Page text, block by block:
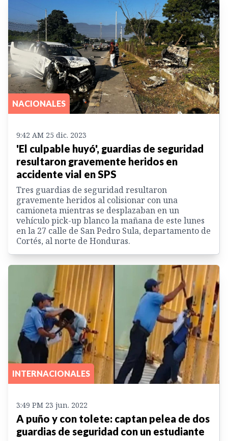
NACIONALES
9:42 AM 25 dic. 2023
'El culpable huyó', guardias de seguridad
resultaron gravemente heridos en
accidente vial en SPS
Tres guardias de seguridad resultaron
gravemente heridos al colisionar con una
camioneta mientras se desplazaban en un
vehículo pick-up blanco la mañana de este lunes
en la 27 calle de San Pedro Sula, departamento de
Cortés, al norte de Honduras.
INTERNACIONALES
3:49 PM 23 jun. 2022
A puño y con tolete: captan pelea de dos
guardias de seguridad con un estudiante